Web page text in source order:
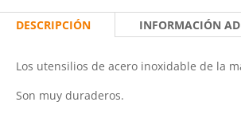
DESCRIPCIÓN INFORMACIÓN
Los utensilios de acero inoxidable de la
Son muy duraderos.